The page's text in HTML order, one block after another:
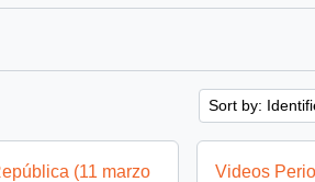
Sort by:
(11 marzo
Videos